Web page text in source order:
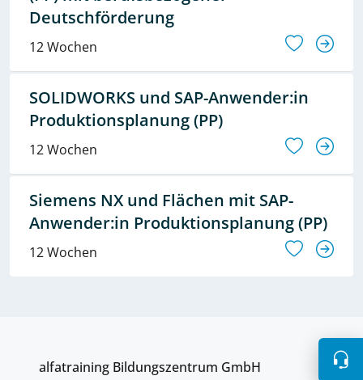
Deutschförderung
12 Wochen
SOLIDWORKS und SAP-Anwender:in
Produktionsplanung (PP)
12 Wochen
Siemens NX und Flächen mit SAP-
Anwender:in Produktionsplanung (PP)
12 Wochen
alfatraining Bildungszentrum GmbH